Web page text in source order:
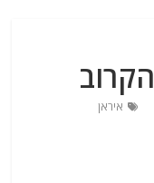
איראן